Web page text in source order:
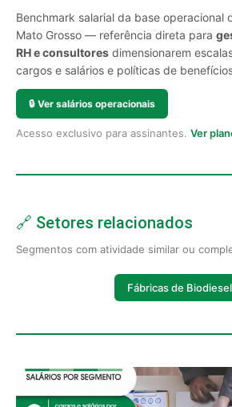
Benchmark salarial da base operacional
Mato Grosso — referência direta para
RH e consultores dimensionarem
cargos e salários e políticas de
🔒 Ver salários operacionais
Acesso exclusivo para assinantes. Ver
🔗 Setores relacionados
Segmentos com atividade similar ou
Fábricas de Biodiesel